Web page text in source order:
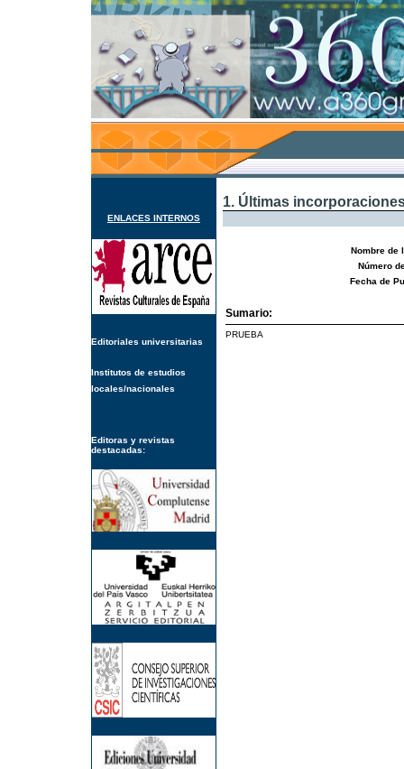
ENLACES INTERNOS
Editoriales universitarias
Institutos de estudios
locales/nacionales
Editoras y revistas
destacadas:
1. Últimas
Nombre de
Número
Fecha de
Sumario:
PRUEBA